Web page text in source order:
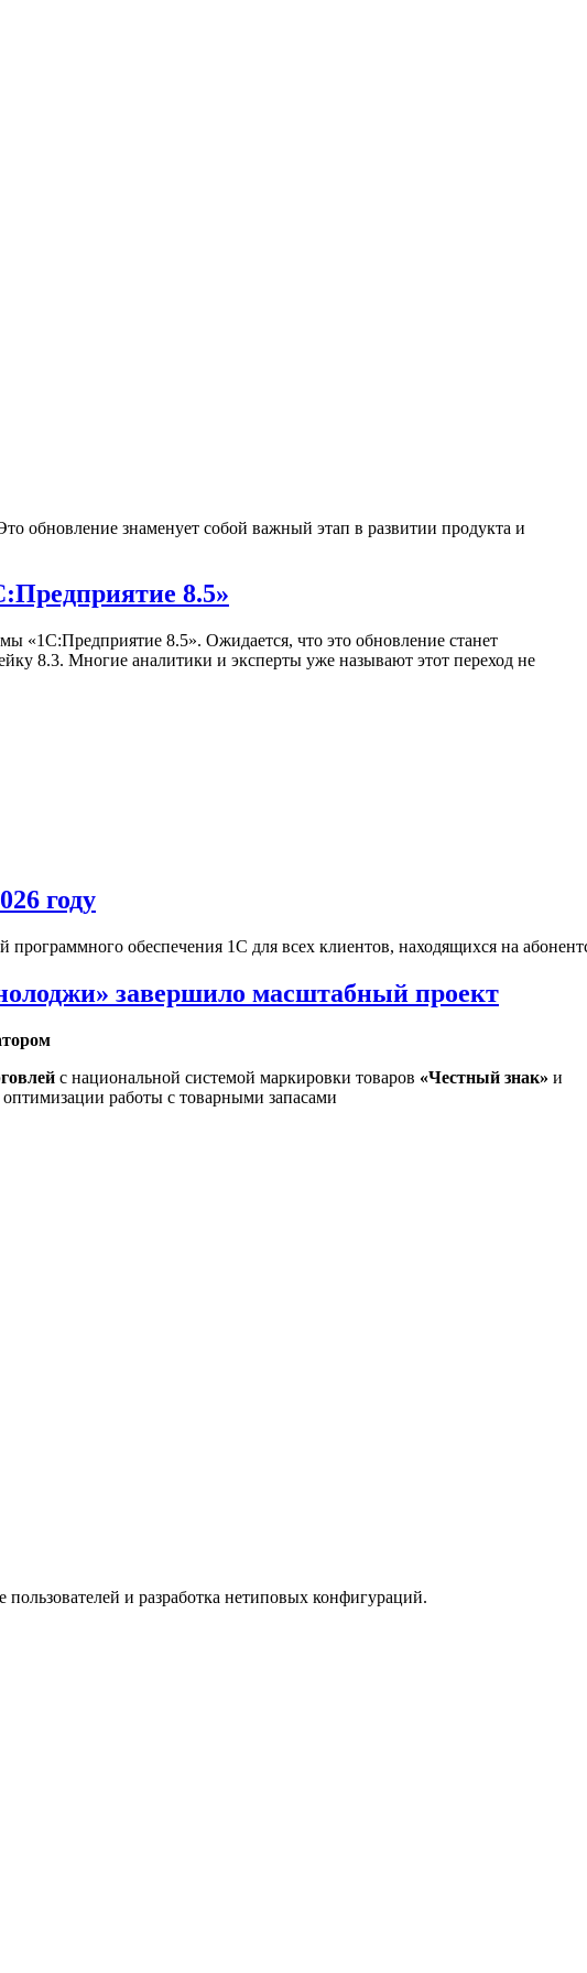
обновление знаменует собой важный этап в развитии продукта и
8.5»
«1С:Предприятие 8.5». Ожидается, что это обновление станет
8.3. Многие аналитики и эксперты уже называют этот переход не
году
обеспечения 1С для всех клиентов, находящихся на
завершило масштабный проект
с национальной системой маркировки товаров «Честный знак» и
работы с товарными запасами
и разработка нетиповых конфигураций.